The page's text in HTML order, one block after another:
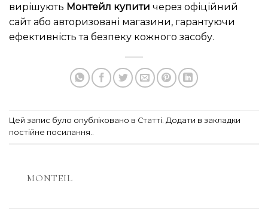
вирішують Монтейл купити через офіційний
сайт або авторизовані магазини, гарантуючи
ефективність та безпеку кожного засобу.
Цей запис було опубліковано в Статті . Додати в закладки
постійне посилання.
MONTEIL